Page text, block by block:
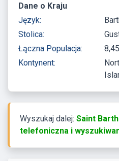
Dane o Kraju
Język:
Stolica:
Łączna Populacja:
Kontynent:
Wyszukaj dalej: Saint
telefoniczna i